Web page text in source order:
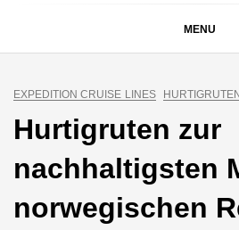
MENU
EXPEDITION CRUISE LINES HURTIGRUTEN
Hurtigruten zur
nachhaltigsten
norwegischen